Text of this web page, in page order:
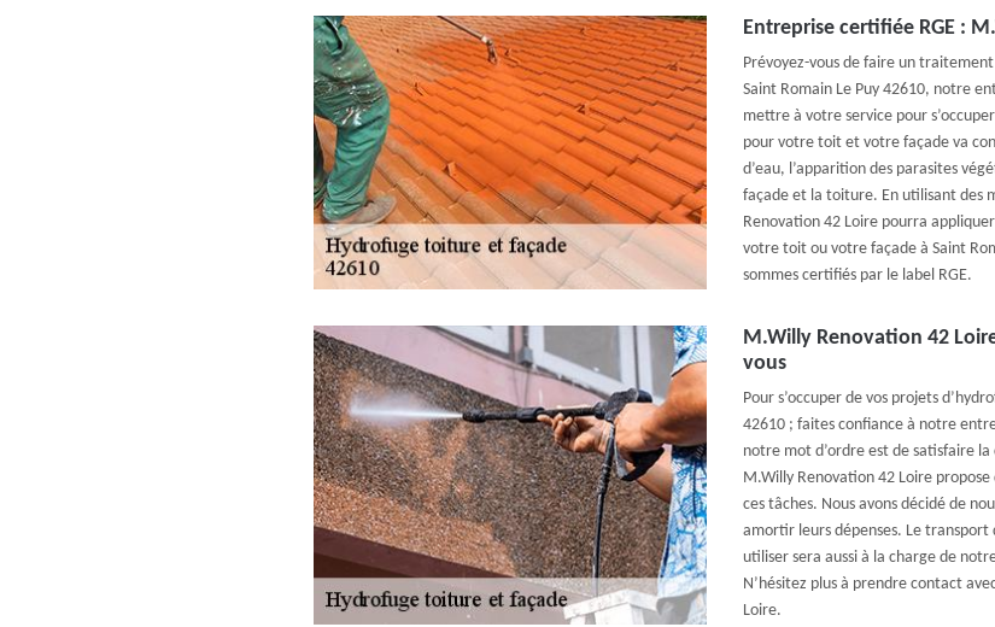
Entreprise certifiée RGE :
Prévoyez-vous de faire un
Saint Romain Le Puy 42610, notre
mettre à votre service pour
pour votre toit et votre façade va
d’eau, l’apparition des parasites
façade et la toiture. En utilisant des
Renovation 42 Loire pourra
votre toit ou votre façade à Saint
sommes certifiés par le label RGE.
M.Willy Renovation 42
vous
Pour s’occuper de vos projets
42610 ; faites confiance à notre
notre mot d’ordre est de satisfaire
M.Willy Renovation 42 Loire
ces tâches. Nous avons décidé de
amortir leurs dépenses. Le transport
utiliser sera aussi à la charge de
N’hésitez plus à prendre contact
Loire.